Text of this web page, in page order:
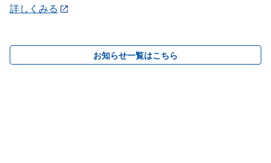
詳しくみる
お知らせ一覧はこちら